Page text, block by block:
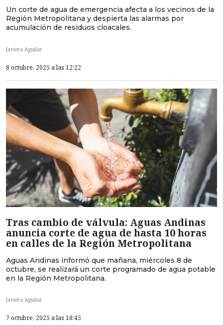
Un corte de agua de emergencia afecta a los vecinos de la
Región Metropolitana y despierta las alarmas por
acumulación de residuos cloacales.
Javiera Aguilar
8 octubre, 2025 a las 12:22
Tras cambio de válvula: Aguas Andinas
anuncia corte de agua de hasta 10 horas
en calles de la Región Metropolitana
Aguas Andinas informó que mañana, miércoles 8 de
octubre, se realizará un corte programado de agua potable
en la Región Metropolitana.
Javiera Aguilar
7 octubre, 2025 a las 18:45